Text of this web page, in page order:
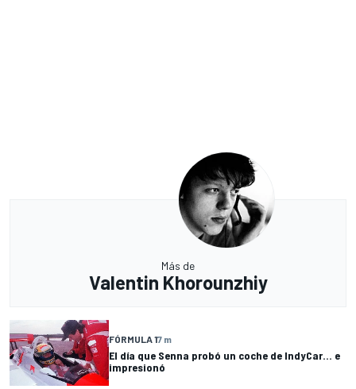
Más de
Valentin Khorounzhiy
FÓRMULA 17 m
El día que Senna probó un coche de IndyCar... e
impresionó